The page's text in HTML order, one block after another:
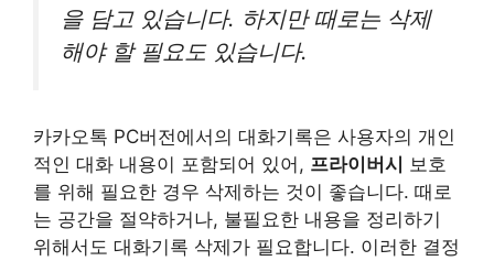
을 담고 있습니다. 하지만 때로는 삭제
해야 할 필요도 있습니다.
카카오톡 PC버전에서의 대화기록은 사용자의 개인
적인 대화 내용이 포함되어 있어, 프라이버시 보호
를 위해 필요한 경우 삭제하는 것이 좋습니다. 때로
는 공간을 절약하거나, 불필요한 내용을 정리하기
위해서도 대화기록 삭제가 필요합니다. 이러한 결정